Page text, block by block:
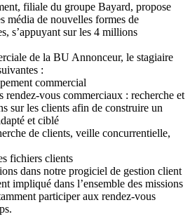
filiale du groupe Bayard, propose
média de nouvelles formes de
s’appuyant sur les 4 millions
de la BU Annonceur, le stagiaire
:
commercial
rendez-vous commerciaux : recherche et
sur les clients afin de construire un
et ciblé
de clients, veille concurrentielle,
fichiers clients
dans notre progiciel de gestion client
impliqué dans l’ensemble des missions
participer aux rendez-vous